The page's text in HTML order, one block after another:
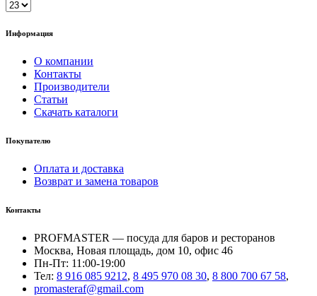
Информация
О компании
Контакты
Производители
Статьи
Скачать каталоги
Покупателю
Оплата и доставка
Возврат и замена товаров
Контакты
PROFMASTER — посуда для баров и ресторанов
Москва, Новая площадь, дом 10, офис 46
Пн-Пт: 11:00-19:00
Тел: 8 916 085 9212, 8 495 970 08 30, 8 800 700 67 58,
promasteraf@gmail.com